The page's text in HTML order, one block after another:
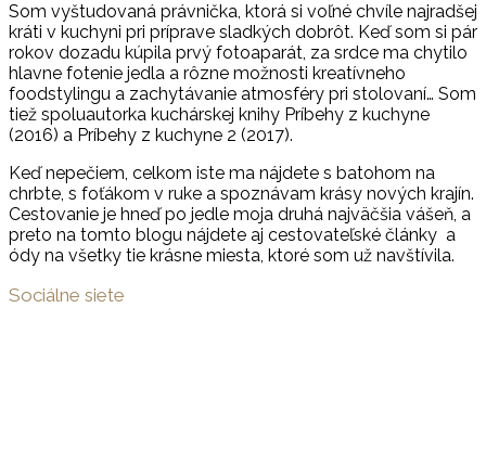
Som vyštudovaná právnička, ktorá si voľné chvíle najradšej
kráti v kuchyni pri príprave sladkých dobrôt. Keď som si pár
rokov dozadu kúpila prvý fotoaparát, za srdce ma chytilo
hlavne fotenie jedla a rôzne možnosti kreatívneho
foodstylingu a zachytávanie atmosféry pri stolovaní… Som
tiež spoluautorka kuchárskej knihy Príbehy z kuchyne
(2016) a Príbehy z kuchyne 2 (2017).
Keď nepečiem, celkom iste ma nájdete s batohom na
chrbte, s foťákom v ruke a spoznávam krásy nových krajín.
Cestovanie je hneď po jedle moja druhá najväčšia vášeň, a
preto na tomto blogu nájdete aj cestovateľské články a
ódy na všetky tie krásne miesta, ktoré som už navštívila.
Sociálne siete